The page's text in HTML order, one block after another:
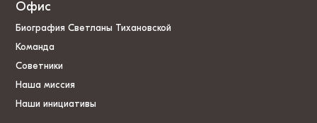
Офис
Биография Светланы Тихановской
Команда
Советники
Наша миссия
Наши инициативы